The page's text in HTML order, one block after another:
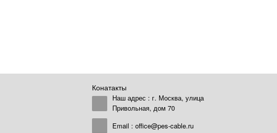
Конатакты
Наш адрес : г. Москва, улица
Привольная, дом 70
Email : office@pes-cable.ru